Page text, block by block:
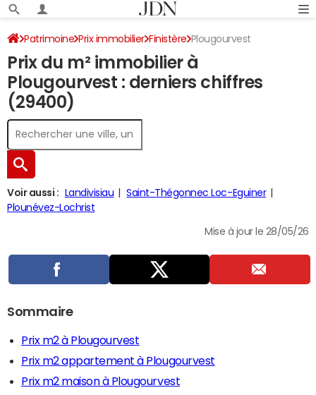
Patrimoine Prix immobilier Finistère Plougourvest
Prix du m² immobilier à
Plougourvest : derniers chiffres
(29400)
Voir aussi : Landivisiau
Saint-Thégonnec Loc-Eguiner
Plounévez-Lochrist
Mise à jour le 28/05/26
Sommaire
Prix m2 à Plougourvest
Prix m2 appartement à Plougourvest
Prix m2 maison à Plougourvest